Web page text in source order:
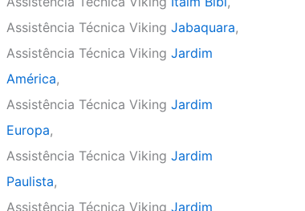
Assistência Técnica Viking Jabaquara,
Assistência Técnica Viking Jardim
América,
Assistência Técnica Viking Jardim
Europa,
Assistência Técnica Viking Jardim
Paulista,
Assistência Técnica Viking Jardim